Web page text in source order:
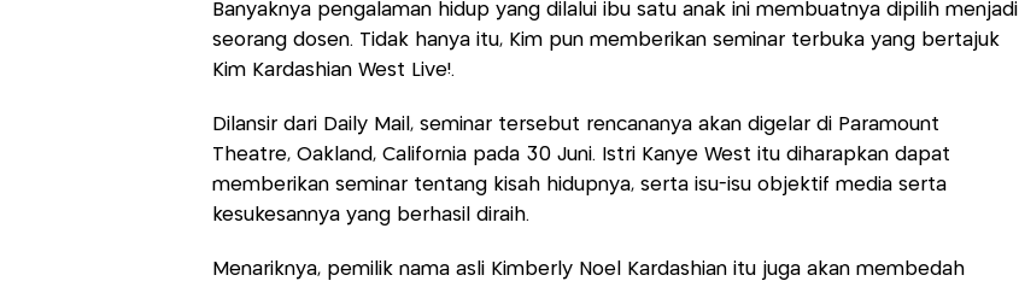
Banyaknya pengalaman hidup yang dilalui ibu satu anak ini membuatnya dipilih menjadi
seorang dosen. Tidak hanya itu, Kim pun memberikan seminar terbuka yang bertajuk
Kim Kardashian West Live!.
Dilansir dari Daily Mail, seminar tersebut rencananya akan digelar di Paramount
Theatre, Oakland, California pada 30 Juni. Istri Kanye West itu diharapkan dapat
memberikan seminar tentang kisah hidupnya, serta isu-isu objektif media serta
kesukesannya yang berhasil diraih.
Menariknya, pemilik nama asli Kimberly Noel Kardashian itu juga akan membedah